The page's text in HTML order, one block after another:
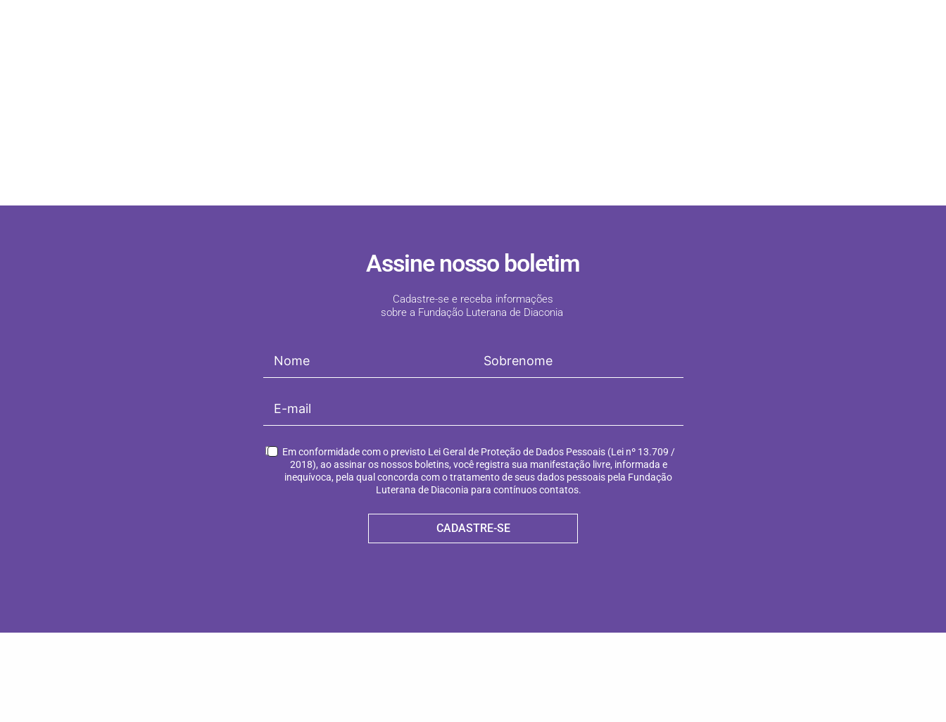
Assine nosso boletim
Cadastre-se e receba informações
sobre a Fundação Luterana de Diaconia
Em conformidade com o previsto Lei Geral de Proteção de Dados Pessoais (Lei nº 13.709 /
2018), ao assinar os nossos boletins, você registra sua manifestação livre, informada e
inequívoca, pela qual concorda com o tratamento de seus dados pessoais pela Fundação
Luterana de Diaconia para contínuos contatos.
CADASTRE-SE